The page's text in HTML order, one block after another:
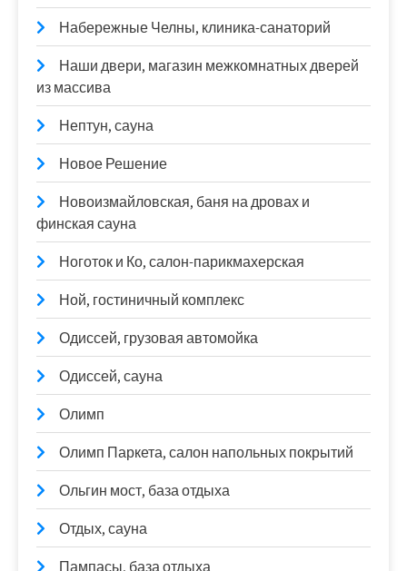
Набережные Челны, клиника-санаторий
Наши двери, магазин межкомнатных дверей
из массива
Нептун, сауна
Новое Решение
Новоизмайловская, баня на дровах и
финская сауна
Ноготок и Ко, салон-парикмахерская
Ной, гостиничный комплекс
Одиссей, грузовая автомойка
Одиссей, сауна
Олимп
Олимп Паркета, салон напольных покрытий
Ольгин мост, база отдыха
Отдых, сауна
Пампасы, база отдыха